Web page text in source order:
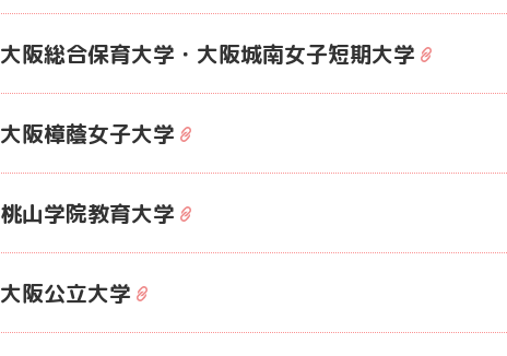
大阪総合保育大学・大阪城南女子短期大学
大阪樟蔭女子大学
桃山学院教育大学
大阪公立大学